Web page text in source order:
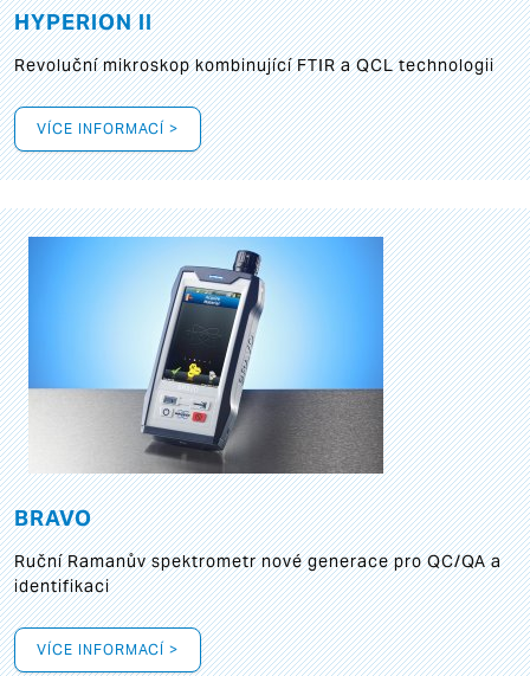
HYPERION II
Revoluční mikroskop kombinující FTIR a QCL technologii
VÍCE INFORMACÍ >
BRAVO
Ruční Ramanův spektrometr nové generace pro QC/QA a
identifikaci
VÍCE INFORMACÍ >